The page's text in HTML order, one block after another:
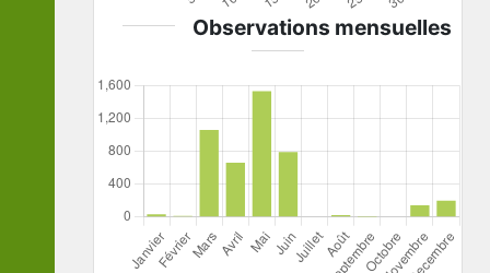
Observations mensuelles